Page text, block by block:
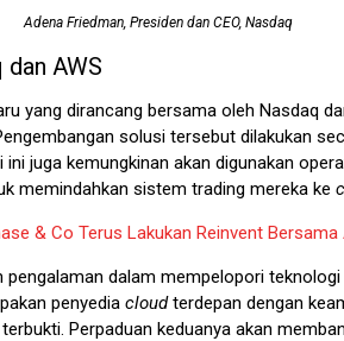
Adena Friedman, Presiden dan CEO, Nasdaq
AWS
yang dirancang bersama oleh Nasdaq
solusi tersebut dilakukan
juga kemungkinan akan digunakan
memindahkan sistem trading mereka ke
& Co Terus Lakukan Reinvent Bersama
pengalaman dalam mempelopori
penyedia cloudterdepan dengan
Perpaduan keduanya akan